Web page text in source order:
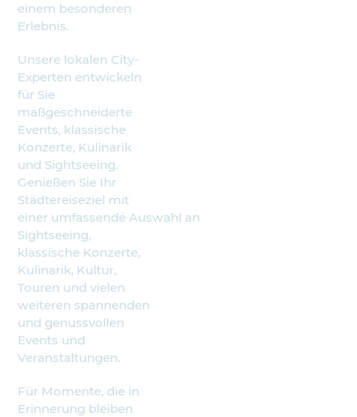
einem besonderen
Erlebnis.
Unsere lokalen City-
Experten entwickeln
für Sie
maßgeschneiderte
Events, klassische
Konzerte, Kulinarik
und Sightseeing.
Genießen Sie Ihr
Städtereiseziel mit
einer umfassende Auswahl an
Sightseeing,
klassische Konzerte,
Kulinarik, Kultur,
Touren und vielen
weiteren spannenden
und genussvollen
Events und
Veranstaltungen.
Für Momente, die in
Erinnerung bleiben